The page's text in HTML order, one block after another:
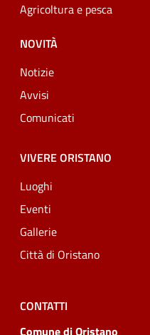
Agricoltura e pesca
NOVITÀ
Notizie
Avvisi
Comunicati
VIVERE ORISTANO
Luoghi
Eventi
Gallerie
Città di Oristano
CONTATTI